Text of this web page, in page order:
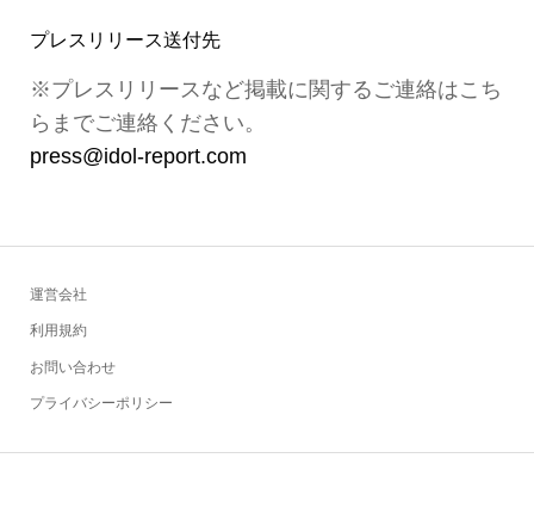
プレスリリース送付先
※プレスリリースなど掲載に関するご連絡はこち
らまでご連絡ください。
press@idol-report.com
運営会社
利用規約
お問い合わせ
プライバシーポリシー